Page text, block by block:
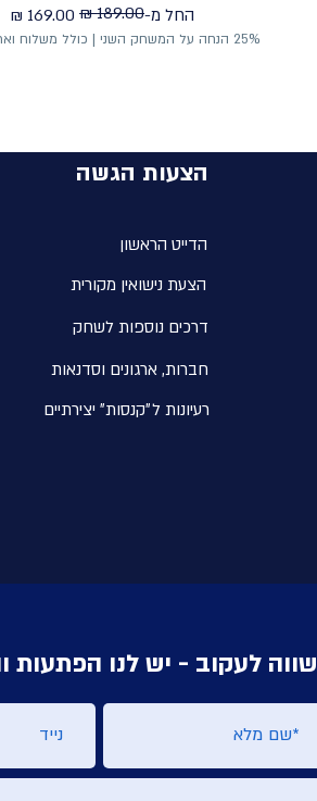
החל מ-
מחיר רגיל
‏189.00 ‏₪
מחיר מבצע
25% הנחה על המשחק השני | כולל משלוח ואריזת מתנה
הצעות הגשה
הדייט הראשון
הצעת נישואין מקורית
דרכים נוספות לשחק
חברות, ארגונים וסדנאות
רעיונות ל״קנסות״ יצירתיים
שווה לעקוב - יש לנו הפתעות